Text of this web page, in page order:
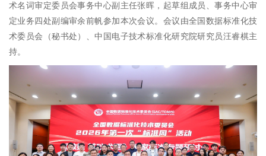
术名词审定委员会事务中心副主任张晖，起草组成员、事务中心审
定业务四处副编审余前帆参加本次会议。会议由全国数据标准化技
术委员会（秘书处）、中国电子技术标准化研究院研究员汪睿棋主
持。